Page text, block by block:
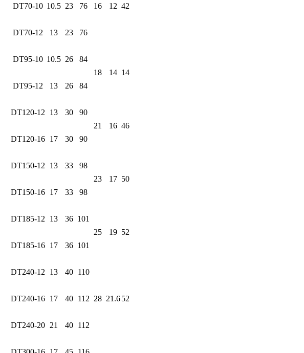
16 12 42
DT70-10 10.5 23 76
DT70-12 13 23 76
DT95-10 10.5 26
84
18
14 14
DT95-12
13 26 84
DT120-12 13 30
90
21
16 46
DT120-16
17 30 90
DT150-12 13 33
98
23
17 50
DT150-16
17 33 98
DT185-12 13 36 101
25
19 52
DT185-16
17 36 101
DT240-12 13 40 110
28 21.652
DT240-16 17 40 112
DT240-20 21 40 112